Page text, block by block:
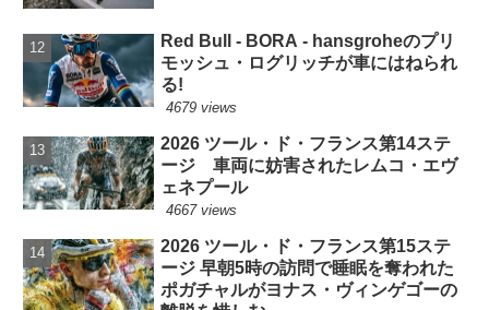
Red Bull - BORA - hansgroheのプリ
モッシュ・ログリッチが車にはねられ
る!
4679 views
2026 ツール・ド・フランス第14ステ
ージ 車両に妨害されたレムコ・エヴ
ェネプール
4667 views
2026 ツール・ド・フランス第15ステ
ージ 早朝5時の訪問で睡眠を奪われた
ポガチャルがヨナス・ヴィンゲゴーの